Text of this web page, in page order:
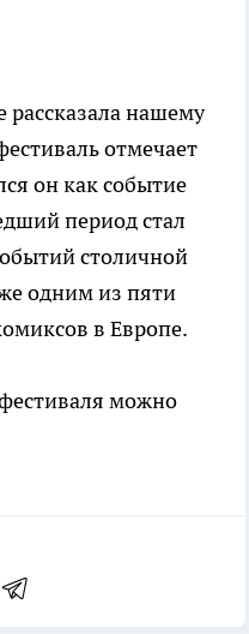
рассказала нашему
отмечает
он как событие
период стал
столичной
одним из пяти
в Европе.
можно